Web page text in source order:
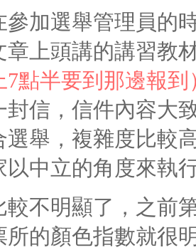
參加選舉管理員的
章上頭講的講習教
7點半要到那邊報到
封信，信件內容大
選舉，複雜度比較
以中立的角度來執
較不明顯了，之前
所的顏色指數就很